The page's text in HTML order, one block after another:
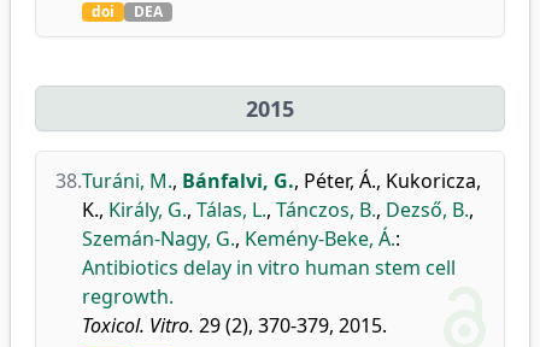
doi DEA
2015
38.Turáni, M., Bánfalvi, G., Péter, Á., Kukoricza,
K., Király, G., Tálas, L., Tánczos, B., Dezső, B.,
Szemán-Nagy, G., Kemény-Beke, Á.:
Antibiotics delay in vitro human stem cell
regrowth.
Toxicol. Vitro. 29 (2), 370-379, 2015.